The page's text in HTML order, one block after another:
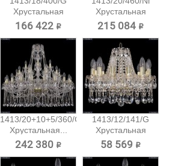
Хрустальная
подвесная...
166 422 ₽
Хрустальная
подвесная...
215 084 ₽
1413/20+10+5/360/G
Хрустальная...
242 380 ₽
1413/12/141/G
Хрустальная
подвесная...
58 569 ₽